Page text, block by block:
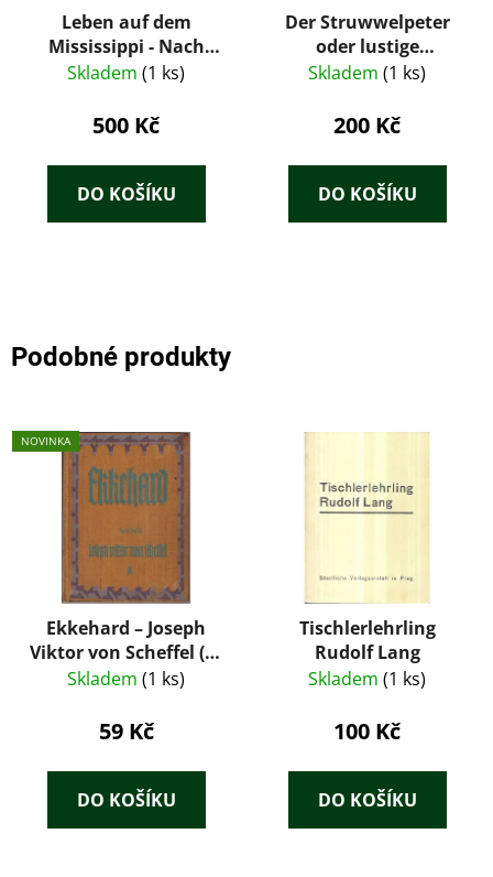
Leben auf dem
Mississippi - Nach
dem fernen Westen
Skladem (1 ks)
500 Kč
DO KOŠÍKU
Der Struwwelpeter
oder lustige
Geschichten und
Heinrich Hoffmann
Skladem (1 ks)
200 Kč
DO KOŠÍKU
Podobné produkty
NOVINKA
Ekkehard – Joseph
Viktor von Scheffel (K.
Thienemanns Verlag,
Skladem (1 ks)
59 Kč
DO KOŠÍKU
Tischlerlehrling
Rudolf Lang
Skladem (1 ks)
100 Kč
DO KOŠÍKU